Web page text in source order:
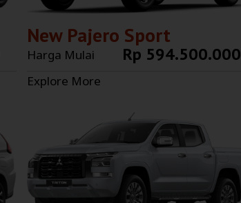
New Pajero Sport
Harga Mulai Rp 594.500.000
Explore More